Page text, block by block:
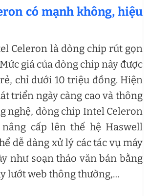
có mạnh không, hiệu
Celeron là dòng chip rút gọn
giá của dòng chip này được
chỉ dưới 10 triệu đồng. Hiện
triển ngày càng cao và thông
nghệ, dòng chip Intel Celeron
cấp lên thế hệ Haswell
dễ dàng xử lý các tác vụ máy
như soạn thảo văn bản bằng
lướt web thông thường,…